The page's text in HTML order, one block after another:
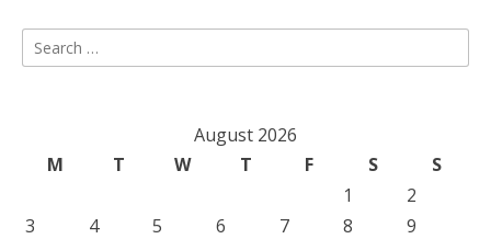
Search
for:
August 2026
M
T W T F S
S
1
2
3
4 5 6 7 8
9